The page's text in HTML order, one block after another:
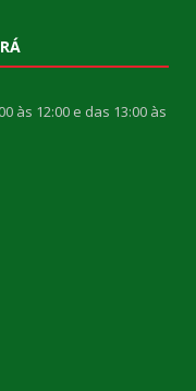
às 12:00 e das 13:00 às